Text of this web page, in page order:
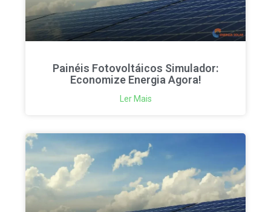
Painéis Fotovoltáicos Simulador:
Economize Energia Agora!
Ler Mais